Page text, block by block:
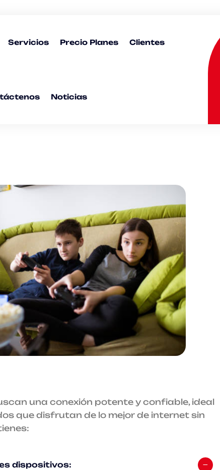
Servicios Precio Planes Clientes
Noticias
una conexión potente y confiable, ideal
que disfrutan de lo mejor de internet sin
dispositivos: